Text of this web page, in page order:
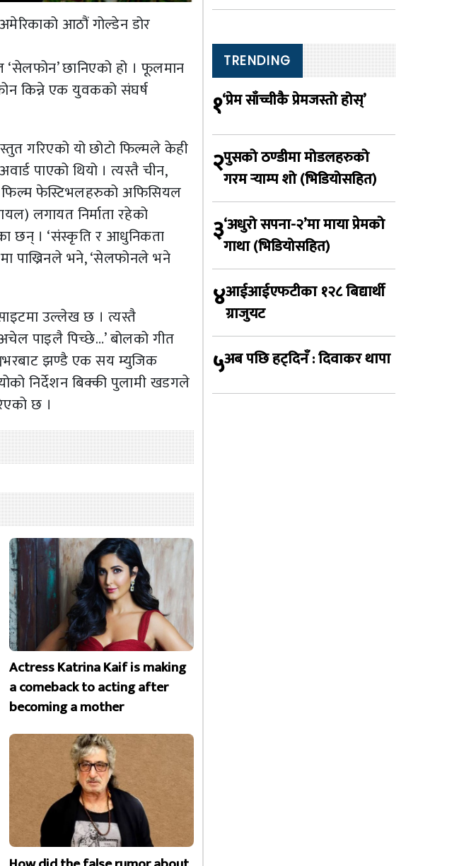
आठौं गोल्डेन डोर
‘सेलफोन’ छानिएको हो । फूलमान
किन्ने एक युवकको संघर्ष
गरिएको यो छोटो फिल्मले केही
पाएको थियो । त्यस्तै चीन,
फिल्म फेस्टिभलहरुको अफिसियल
लगायत निर्माता रहेको
छन् । ‘संस्कृति र आधुनिकता
पाख्रिनले भने, ‘सेलफोनले भने
उल्लेख छ । त्यस्तै
पाइलै पिच्छे…’ बोलको गीत
झण्डै एक सय म्युजिक
निर्देशन बिक्की पुलामी खडगले
छ ।
Actress Katrina Kaif is making
a comeback to acting after
becoming a mother
TRENDING
१‘प्रेम साँच्चीकै प्रेमजस्तो होस्’
२पुसको ठण्डीमा मोडलहरुको
गरम र्‍याम्प शो (भिडियोसहित)
३‘अधुरो सपना-२’मा माया प्रेमको
गाथा (भिडियोसहित)
४आईआईएफटीका १२८ बिद्यार्थी
ग्राजुयट
५अब पछि हट्दिनँ : दिवाकर थापा